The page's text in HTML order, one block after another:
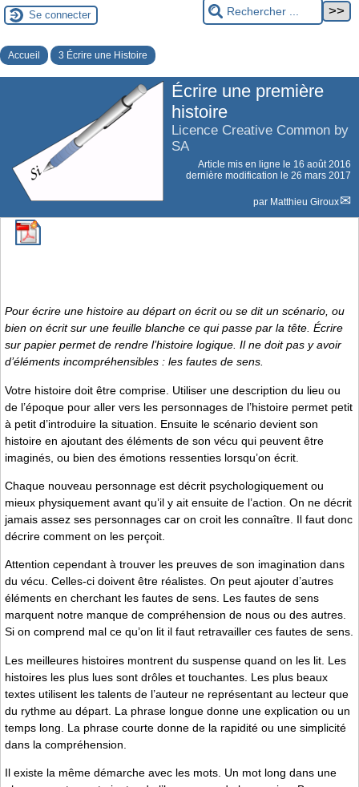
Se connecter
Accueil 3 Écrire une Histoire
Écrire une première
histoire
Licence Creative Common by
SA
Article mis en ligne le 16 août 2016
dernière modification le 26 mars 2017
par Matthieu Giroux
Pour écrire une histoire au départ on écrit ou se dit un scénario, ou
bien on écrit sur une feuille blanche ce qui passe par la tête. Écrire
sur papier permet de rendre l’histoire logique. Il ne doit pas y avoir
d’éléments incompréhensibles : les fautes de sens.
Votre histoire doit être comprise. Utiliser une description du lieu ou
de l’époque pour aller vers les personnages de l’histoire permet petit
à petit d’introduire la situation. Ensuite le scénario devient son
histoire en ajoutant des éléments de son vécu qui peuvent être
imaginés, ou bien des émotions ressenties lorsqu’on écrit.
Chaque nouveau personnage est décrit psychologiquement ou
mieux physiquement avant qu’il y ait ensuite de l’action. On ne décrit
jamais assez ses personnages car on croit les connaître. Il faut donc
décrire comment on les perçoit.
Attention cependant à trouver les preuves de son imagination dans
du vécu. Celles-ci doivent être réalistes. On peut ajouter d’autres
éléments en cherchant les fautes de sens. Les fautes de sens
marquent notre manque de compréhension de nous ou des autres.
Si on comprend mal ce qu’on lit il faut retravailler ces fautes de sens.
Les meilleures histoires montrent du suspense quand on les lit. Les
histoires les plus lues sont drôles et touchantes. Les plus beaux
textes utilisent les talents de l’auteur ne représentant au lecteur que
du rythme au départ. La phrase longue donne une explication ou un
temps long. La phrase courte donne de la rapidité ou une simplicité
dans la compréhension.
Il existe la même démarche avec les mots. Un mot long dans une